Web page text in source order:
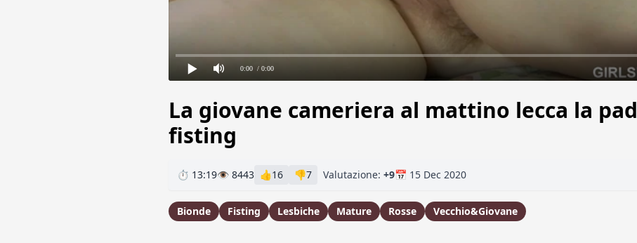
0:00 / 0:00
La giovane cameriera al mattino lecca la
fisting
⏱ 13:19👁 8443 👍16 👎7 Valutazione: +9📅 15 Dec 2020
Bionde Fisting Lesbiche Mature Rosse Vecchio&Giovane